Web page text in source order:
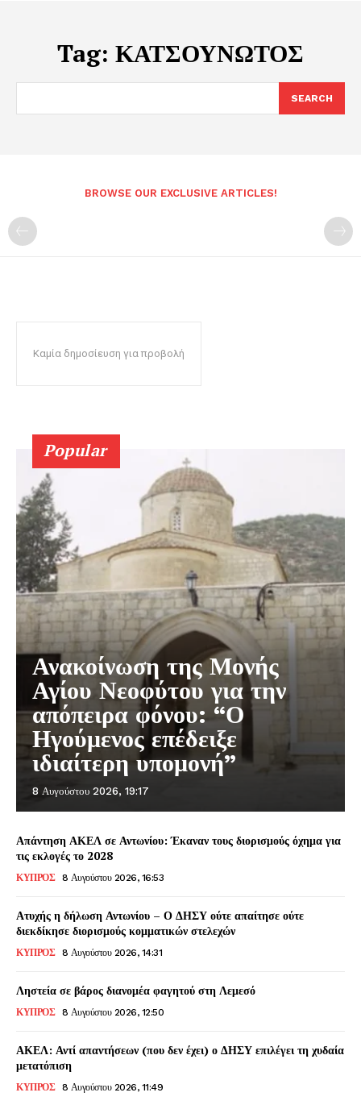
Tag: ΚΑΤΣΟΥΝΩΤΟΣ
SEARCH
BROWSE OUR EXCLUSIVE ARTICLES!
Καμία δημοσίευση για προβολή
Popular
Ανακοίνωση της Μονής
Αγίου Νεοφύτου για την
απόπειρα φόνου: “Ο
Ηγούμενος επέδειξε
ιδιαίτερη υπομονή”
8 Αυγούστου 2026, 19:17
Απάντηση ΑΚΕΛ σε Αντωνίου: Έκαναν τους διορισμούς όχημα για
τις εκλογές το 2028
ΚΥΠΡΟΣ 8 Αυγούστου 2026, 16:53
Ατυχής η δήλωση Αντωνίου – Ο ΔΗΣΥ ούτε απαίτησε ούτε
διεκδίκησε διορισμούς κομματικών στελεχών
ΚΥΠΡΟΣ 8 Αυγούστου 2026, 14:31
Ληστεία σε βάρος διανομέα φαγητού στη Λεμεσό
ΚΥΠΡΟΣ 8 Αυγούστου 2026, 12:50
ΑΚΕΛ: Αντί απαντήσεων (που δεν έχει) ο ΔΗΣΥ επιλέγει τη χυδαία
μετατόπιση
ΚΥΠΡΟΣ 8 Αυγούστου 2026, 11:49